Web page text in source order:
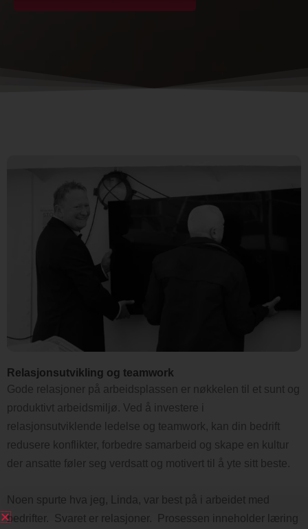
Relasjonsutvikling og teamwork
Gode relasjoner på arbeidsplassen er nøkkelen til et sunt og
produktivt arbeidsmiljø. Ved å investere i
relasjonsutviklende ledelse og teamwork, kan din bedrift
redusere konflikter, forbedre samarbeid og skape en kultur
der ansatte føler seg verdsatt og motivert til å yte sitt beste.
Noen spurte hva jeg, Linda, var best på i arbeidet med
bedrifter. Svaret er relasjoner. Prosessen inneholder læring